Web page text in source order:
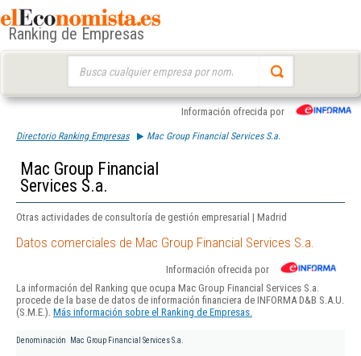
Ranking de Empresas
Información ofrecida por
Directorio Ranking Empresas Mac Group Financial Services S.a.
Mac Group Financial
Services S.a.
Otras actividades de consultoría de gestión empresarial | Madrid
Datos comerciales de Mac Group Financial Services S.a.
Información ofrecida por
La información del Ranking que ocupa Mac Group Financial Services S.a.
procede de la base de datos de información financiera de INFORMA D&B S.A.U.
(S.M.E.). Más información sobre el Ranking de Empresas.
Denominación Mac Group Financial Services S.a.